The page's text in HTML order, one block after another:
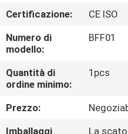
VISITA
ALLA
FABBRICA
CONTROLLO
DELLA
QUALITÀ
Certificazione:
CE ISO
Numero di
modello:
BFF01
Quantità di
ordine minimo:
1pcs
Prezzo:
Imballaggi
La